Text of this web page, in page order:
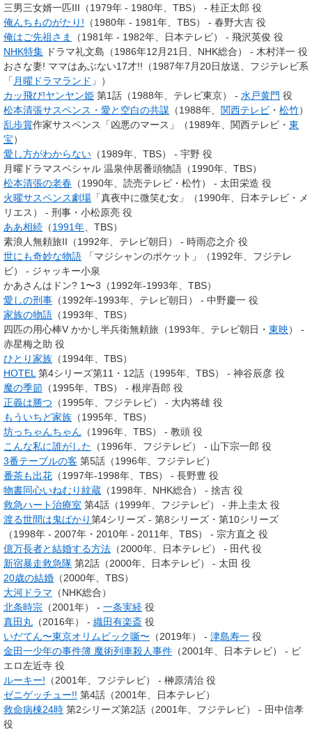
三男三女婿一匹III（1979年 - 1980年、TBS） - 桂正太郎 役
俺んちものがたり! （1980年 - 1981年、TBS） - 春野大吉 役
俺はご先祖さま
（1981年 - 1982年、日本テレビ） - 飛沢英俊 役
NHK特集 ドラマ礼文島（1986年12月21日、NHK総合） - 木村洋一 役
おさな妻! ママはあぶない17才!!（1987年7月20日放送、フジテレビ系
「 月曜ドラマランド 」）
カッ飛び!ヤンヤン姫 第1話（1988年、テレビ東京） - 水戸黄門 役
松本清張サスペンス・愛と空白の共謀 （1988年、 関西テレビ ・ 松竹）
乱歩賞作家サスペンス「凶悪のマース」（1989年、関西テレビ・ 東
宝）
愛し方がわからない （1989年、TBS） - 宇野 役
月曜ドラマスペシャル 温泉仲居番頭物語（1990年、TBS）
松本清張の老春 （1990年、読売テレビ・松竹） - 太田栄造 役
火曜サスペンス劇場 「真夜中に微笑む女」（1990年、日本テレビ・メ
リエス） - 刑事・小松原亮 役
ああ相続 （1991年 、TBS）
素浪人無頼旅II（1992年、テレビ朝日） - 時雨恋之介 役
世にも奇妙な物語 「マジシャンのポケット」（1992年、フジテレ
ビ） - ジャッキー小泉
かあさんはドン? 1〜3（1992年-1993年、TBS）
愛しの刑事 （1992年-1993年、テレビ朝日） - 中野慶一 役
家族の物語 （1993年、TBS）
四匹の用心棒V かかし半兵衛無頼旅（1993年、テレビ朝日・ 東映） -
赤星梅之助 役
ひとり家族 （1994年、TBS）
HOTEL 第4シリーズ第11・12話（1995年、TBS） - 神谷辰彦 役
魔の季節 （1995年、TBS） - 根岸吾郎 役
正義は勝つ （1995年、フジテレビ） - 大内将雄 役
もういちど家族 （1995年、TBS）
坊っちゃんちゃん （1996年、TBS） - 教頭 役
こんな私に誰がした （1996年、フジテレビ） - 山下宗一郎 役
3番テーブルの客 第5話（1996年、フジテレビ）
番茶も出花 （1997年-1998年、TBS） - 長野豊 役
物書同心いねむり紋蔵 （1998年、NHK総合） - 捨吉 役
救急ハート治療室 第4話（1999年、フジテレビ） - 井上圭太 役
渡る世間は鬼ばかり第4シリーズ - 第8シリーズ・第10シリーズ
（1998年 - 2007年・2010年 - 2011年、TBS） - 宗方直之 役
億万長者と結婚する方法 （2000年、日本テレビ） - 田代 役
新宿暴走救急隊 第2話（2000年、日本テレビ） - 太田 役
20歳の結婚 （2000年、TBS）
大河ドラマ （NHK総合）
北条時宗 （2001年） - 一条実経 役
真田丸 （2016年） - 織田有楽斎 役
いだてん〜東京オリムピック噺〜 （2019年） - 津島寿一 役
金田一少年の事件簿 魔術列車殺人事件 （2001年、日本テレビ） - ピ
エロ左近寺 役
ルーキー! （2001年、フジテレビ） - 榊原清治 役
ゼニゲッチュー!! 第4話（2001年、日本テレビ）
救命病棟24時 第2シリーズ第2話（2001年、フジテレビ） - 田中信孝
役